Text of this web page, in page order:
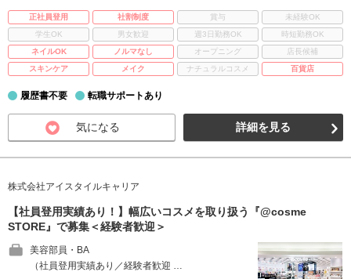
正社員登用 社割制度 賞与
未経験OK
学生OK
男女歓迎 週3日勤務OK
時短勤務OK
ネイルOK
ノルマなし オープニング
店長候補
スキンケア
メイク ナチュラルコスメ 百貨店
履歴書不要 転職サポートあり
気になる 詳細を見る
株式会社アイスタイルキャリア
【社員登用実績あり！】幅広いコスメを取り扱う『@cosme
STORE』で募集＜経験者歓迎＞
美容部員・BA
（社員登用実績あり／経験者歓迎 …